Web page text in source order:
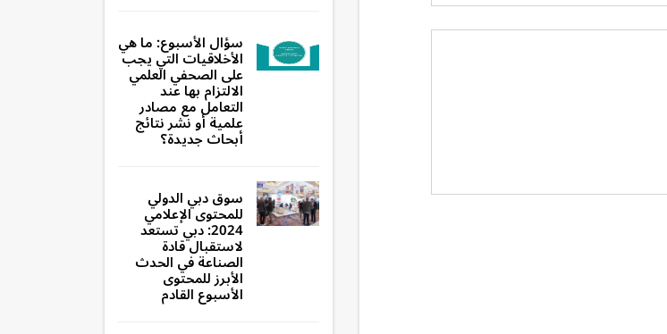
سؤال الأسبوع: ما هي
الأخلاقيات التي يجب
على الصحفي العلمي
الالتزام بها عند
التعامل مع مصادر
علمية أو نشر نتائج
أبحاث جديدة؟
سوق دبي الدولي
للمحتوى الإعلامي
2024: دبي تستعد
لاستقبال قادة
الصناعة في الحدث
الأبرز للمحتوى
الأسبوع القادم